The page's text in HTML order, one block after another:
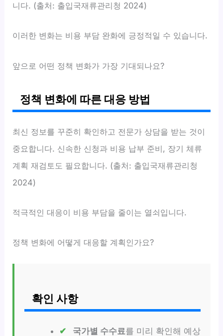
니다. (출처: 출입국재류관리청 2024)
이러한 변화는 비용 부담 완화에 긍정적일 수 있습니다.
앞으로 어떤 정책 변화가 가장 기대되나요?
정책 변화에 따른 대응 방법
최신 정보를 꾸준히 확인하고 전문가 상담을 받는 것이
중요합니다. 신속한 신청과 비용 납부 준비, 장기 체류
계획 재검토도 필요합니다. (출처: 출입국재류관리청
2024)
적극적인 대응이 비용 부담을 줄이는 열쇠입니다.
정책 변화에 어떻게 대응할 계획인가요?
확인 사항
국가별 수수료를 미리 확인해 예상